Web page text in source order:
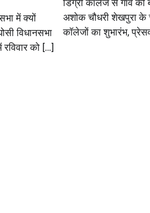
में क्यों
विधानसभा
को […]
डिग्री कॉलेज से गांव की
अशोक चौधरी शेखपुरा के
कॉलेजों का शुभारंभ,